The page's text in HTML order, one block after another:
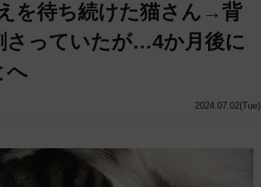
2024.07.02(Tue)
を待ち続けた猫さん→背
さっていたが…4か月後に
へ